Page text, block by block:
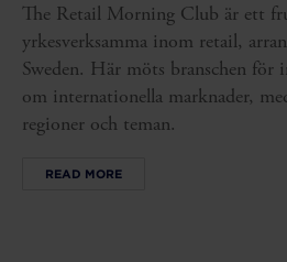
The Retail Morning Club är ett
yrkesverksamma inom retail,
Sweden. Här möts branschen för
om internationella marknader,
regioner och teman.
READ MORE